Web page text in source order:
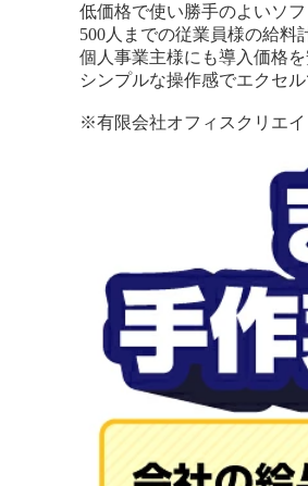
低価格で使い勝手のよいソ
500人までの従業員様の給料
個人事業主様にも導入価格
シンプルな操作感でエクセ
※有限会社オフィスクリエイ